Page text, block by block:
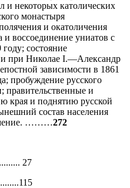
и некоторых католических
монастыря
и окатоличения
и воссоединение униатов с
состояние
при Николае I.—Александр
зависимости в 1861
пробуждение русского
правительственные и
края и поднятию русской
состав населения
………272
27